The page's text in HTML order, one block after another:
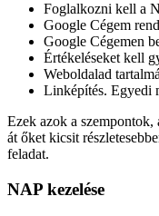
Foglalkozni kell a
Google Cégem
Google Cégemen
Értékeléseket kell
Weboldalad
Linképítés. Egyedi
Ezek azok a szempontok,
át őket kicsit
feladat.
NAP kezelése